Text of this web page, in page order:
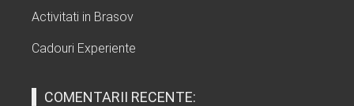
Activitati in Brasov
Cadouri Experiente
COMENTARII RECENTE: